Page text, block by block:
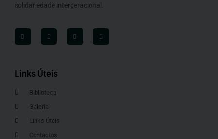
solidariedade intergeracional.
Links Úteis
Biblioteca
Galeria
Links Úteis
Contactos